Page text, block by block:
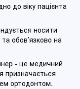
до віку пацієнта
носити
обов’язково на
- це медичний
призначається
ортодонтом.